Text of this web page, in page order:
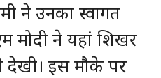
ने उनका स्वागत
मोदी ने यहां शिखर
देखी। इस मौके पर